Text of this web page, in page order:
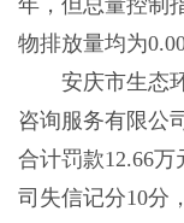
年，但总量控制
物排放量均为
安庆市生态环
咨询服务有限公
合计罚款12.66
司失信记分10分